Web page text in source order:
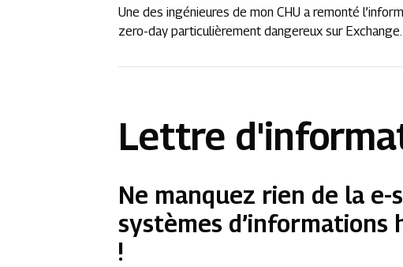
Une des ingénieures de mon CHU a remonté
zero-day particulièrement dangereux sur Exchange.
Lettre
Ne manquez rien de la e-
systèmes d’informations
!